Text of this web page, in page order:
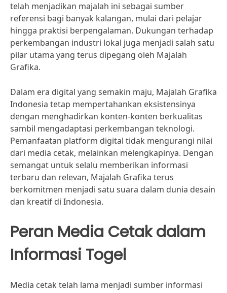
telah menjadikan majalah ini sebagai sumber
referensi bagi banyak kalangan, mulai dari pelajar
hingga praktisi berpengalaman. Dukungan terhadap
perkembangan industri lokal juga menjadi salah satu
pilar utama yang terus dipegang oleh Majalah
Grafika.
Dalam era digital yang semakin maju, Majalah Grafika
Indonesia tetap mempertahankan eksistensinya
dengan menghadirkan konten-konten berkualitas
sambil mengadaptasi perkembangan teknologi.
Pemanfaatan platform digital tidak mengurangi nilai
dari media cetak, melainkan melengkapinya. Dengan
semangat untuk selalu memberikan informasi
terbaru dan relevan, Majalah Grafika terus
berkomitmen menjadi satu suara dalam dunia desain
dan kreatif di Indonesia.
Peran Media Cetak dalam
Informasi Togel
Media cetak telah lama menjadi sumber informasi